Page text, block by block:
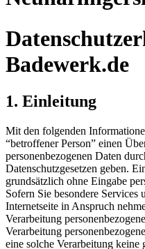
Badewerk.de
1. Einleitung
Mit den folgenden
“betroffener Person” einen
personenbezogenen Daten
Datenschutzgesetzen geben.
grundsätzlich ohne Eingabe
Sofern Sie besondere Services
Internetseite in Anspruch
Verarbeitung
Verarbeitung
eine solche Verarbeitung